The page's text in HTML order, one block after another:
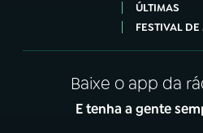
ÚLTIMAS
FESTIVAL
Baixe o app da
E tenha a gente